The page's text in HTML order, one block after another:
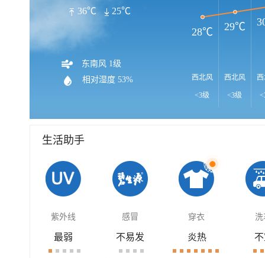
36℃ 25℃
东南风 1级
相对湿度 53%
西北风
<3级
西北风
<3级
28℃ 29℃
生活助手
紫外线 感冒 穿衣 洗
最弱 不易发 炎热